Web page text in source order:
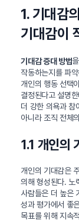
1. 기대감
기대감이
기대감 증대 방법
작동하는지를 파
개인의 행동 선택
결정된다고 설명
더 강한 의욕과 참
아니라 조직 전체
1.1 개인의
개인의 기대감은
의해 형성된다. 노
사람들은 더 높은
성과 평가에서 좋
목표를 위해 지속